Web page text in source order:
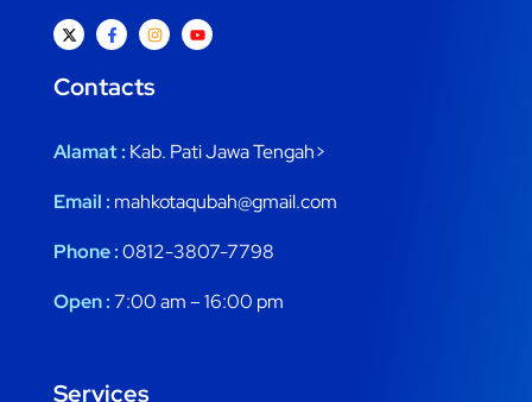
Contacts
Alamat : Kab. Pati Jawa Tengah>
Email : mahkotaqubah@gmail.com
Phone :0812-3807-7798
Open :7:00 am – 16:00 pm
Services